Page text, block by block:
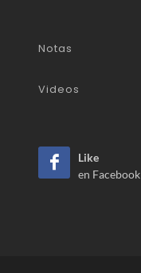
Notas
Videos
Like
en Facebook